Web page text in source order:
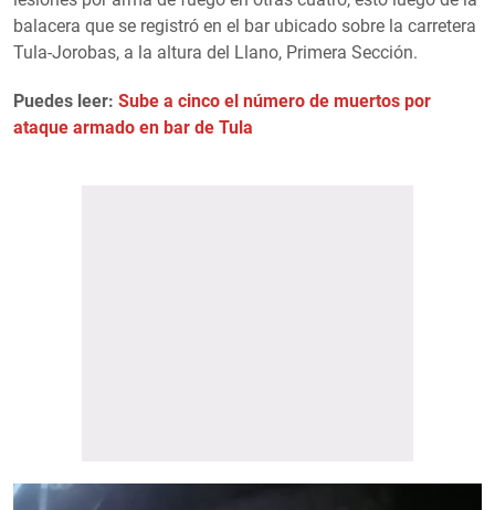
balacera que se registró en el bar ubicado sobre la carretera
Tula-Jorobas, a la altura del Llano, Primera Sección.
Puedes leer: Sube a cinco el número de muertos por
ataque armado en bar de Tula